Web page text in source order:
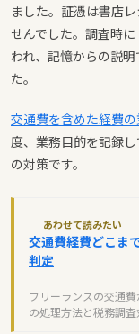
ました。証憑は書店
せんでした。調査時
われ、記憶からの説
た。
交通費を含めた経費
度、業務目的を記録
の対策です。
あわせて読みたい
交通費経費どこま
判定
フリーランスの交通
の処理方法と税務調